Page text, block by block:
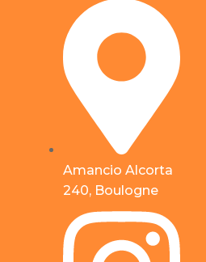
Amancio Alcorta
240, Boulogne